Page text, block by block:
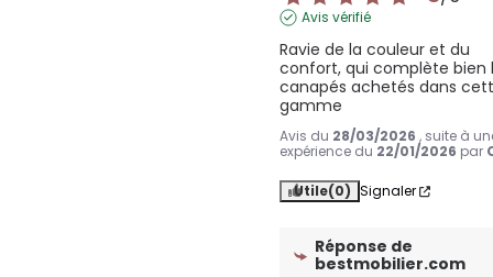
Avis vérifié
Ravie de la couleur et du
confort, qui complète bien
canapés achetés dans
gamme
Avis du 28/03/2026 , suite à
expérience du 22/01/2026 par
Utile(0) Signaler
Réponse de
bestmobilier.com